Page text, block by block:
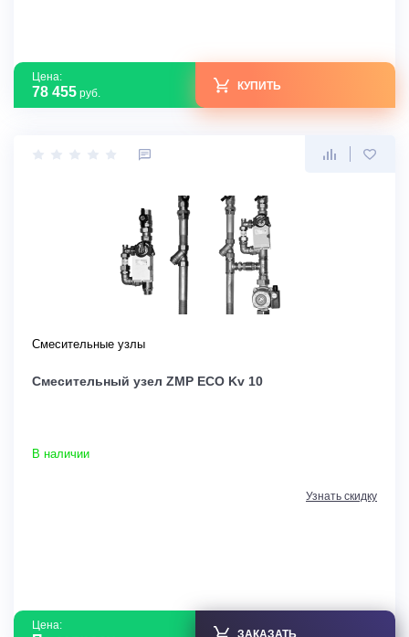
Цена:
78 455 руб.
КУПИТЬ
Смесительные узлы
Смесительный узел ZMP ECO Kv 10
В наличии
Узнать скидку
Цена:
ЗАКАЗАТЬ